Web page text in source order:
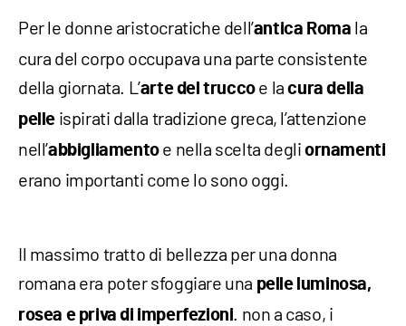
Per le donne aristocratiche dell’antica Roma la
cura del corpo occupava una parte consistente
della giornata. L’arte del truccoe lacura della
pelle ispirati dalla tradizione greca, l’attenzione
nell’abbigliamentoe nella scelta degliornamenti
erano importanti come lo sono oggi.
Il massimo tratto di bellezza per una donna
romana era poter sfoggiare una pelle luminosa,
rosea e priva di imperfezioni. non a caso, i